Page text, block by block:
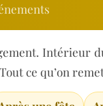
Intérieur
ce qu’on